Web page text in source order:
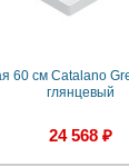
60 см Catalano
глянцевый
24 568 ₽